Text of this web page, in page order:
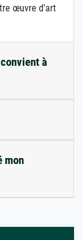
œuvre d'art
à
mon